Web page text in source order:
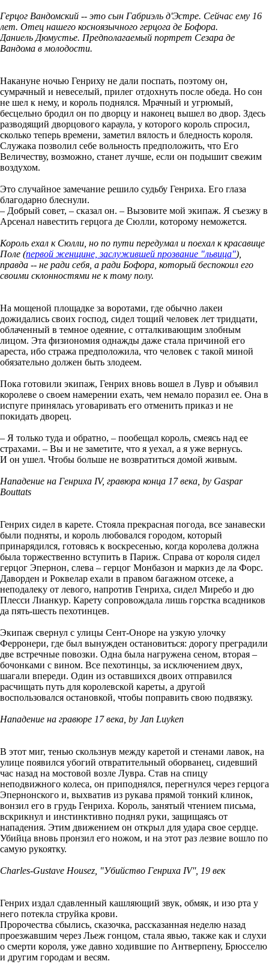
Герцог Вандомский -- это сын Габриэль д'Эстре. Сейчас ему 16
лет. Отец нашего косноязычного герцога де Бофора.
Даниель Дюмустье. Предполагаемый портрет Сезара де
Вандома в молодости.
Накануне ночью Генриху не дали поспать, поэтому он,
сумрачный и невеселый, прилег отдохнуть после обеда. Но сон
не шел к нему, и король поднялся. Мрачный и угрюмый,
бесцельно бродил он по дворцу и наконец вышел во двор. Здесь
разводящий дворцового караула, у которого король спросил,
сколько теперь времени, заметил вялость и бледность короля.
Служака позволил себе вольность предположить, что Его
Величеству, возможно, станет лучше, если он подышит свежим
воздухом.
Это случайное замечание решило судьбу Генриха. Его глаза
благодарно блеснули.
– Добрый совет, – сказал он. – Вызовите мой экипаж. Я съезжу в
Арсенал навестить герцога де Сюлли, которому неможется.
Король ехал к Сюлли, но по пути передумал и поехал к красавице
Поле (первой женщине, заслужившей прозвание "львица"),
правда -- не ради себя, а ради Бофора, который беспокоил его
своими склонностями не к тому полу.
На мощеной площадке за воротами, где обычно лакеи
дожидались своих господ, сидел тощий человек лет тридцати,
облаченный в темное одеяние, с отталкивающим злобным
лицом. Эта физиономия однажды даже стала причиной его
ареста, ибо стража предположила, что человек с такой миной
обязательно должен быть злодеем.
Пока готовили экипаж, Генрих вновь вошел в Лувр и объявил
королеве о своем намерении ехать, чем немало поразил ее. Она в
испуге принялась уговаривать его отменить приказ и не
покидать дворец.
– Я только туда и обратно, – пообещал король, смеясь над ее
страхами. – Вы и не заметите, что я уехал, а я уже вернусь.
И он ушел. Чтобы больше не возвратиться домой живым.
Нападение на Генриха IV, гравюра конца 17 века, by Gaspar
Bouttats
Генрих сидел в карете. Стояла прекрасная погода, все занавески
были подняты, и король любовался городом, который
принарядился, готовясь к воскресенью, когда королева должна
была торжественно вступить в Париж. Справа от короля сидел
герцог Эпернон, слева – герцог Монбазон и маркиз де ла Форс.
Даворден и Роквелар ехали в правом багажном отсеке, а
неподалеку от левого, напротив Генриха, сидел Миребо и дю
Плесси Лианкур. Карету сопровождала лишь горстка всадников
да пять-шесть пехотинцев.
Экипаж свернул с улицы Сент-Оноре на узкую улочку
Ферронери, где был вынужден остановиться: дорогу преградили
две встречные повозки. Одна была нагружена сеном, вторая –
бочонками с вином. Все пехотинцы, за исключением двух,
шагали впереди. Один из оставшихся двоих отправился
расчищать путь для королевской кареты, а другой
воспользовался остановкой, чтобы поправить свою подвязку.
Нападение на гравюре 17 века, by Jan Luyken
В этот миг, тенью скользнув между каретой и стенами лавок, на
улице появился убогий отвратительный оборванец, сидевший
час назад на мостовой возле Лувра. Став на спицу
неподвижного колеса, он приподнялся, перегнулся через герцога
Эпернонского и, выхватив из рукава прямой тонкий клинок,
вонзил его в грудь Генриха. Король, занятый чтением письма,
вскрикнул и инстинктивно поднял руки, защищаясь от
нападения. Этим движением он открыл для удара свое сердце.
Убийца вновь пронзил его ножом, и на этот раз лезвие вошло по
самую рукоятку.
Charles-Gustave Housez, "Убийство Генриха IV'', 19 век
Генрих издал сдавленный кашляющий звук, обмяк, и изо рта у
него потекла струйка крови.
Пророчества сбылись, сказочка, рассказанная неделю назад
проезжавшим через Льеж гонцом, стала явью, также как и слухи
о смерти короля, уже давно ходившие по Антверпену, Брюсселю
и другим городам и весям.